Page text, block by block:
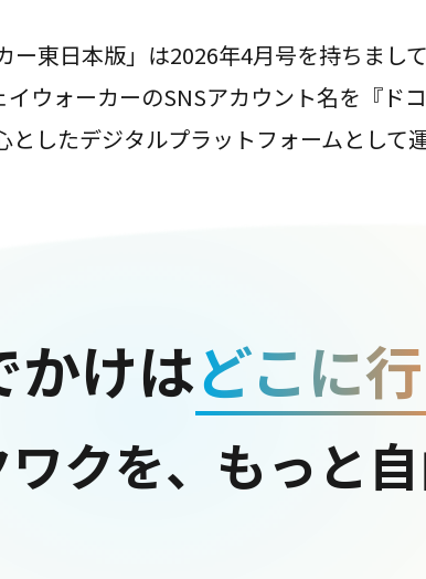
ー東日本版」は2026年4月号を持ちまし
ウォーカーのSNSアカウント名を『ド
したデジタルプラットフォームとして
かけはどこに
クを、もっと